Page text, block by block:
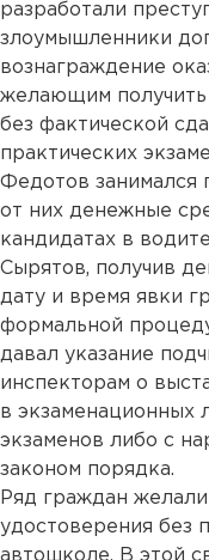
разработали
злоумышленники
вознаграждение
желающим получить
без фактической
практических
Федотов занимался
от них денежные
кандидатах в
Сырятов, получив
дату и время явки
формальной
давал указание
инспекторам о
в экзаменационных
экзаменов либо с
законом порядка.
Ряд граждан
удостоверения без
автошколе. В этой